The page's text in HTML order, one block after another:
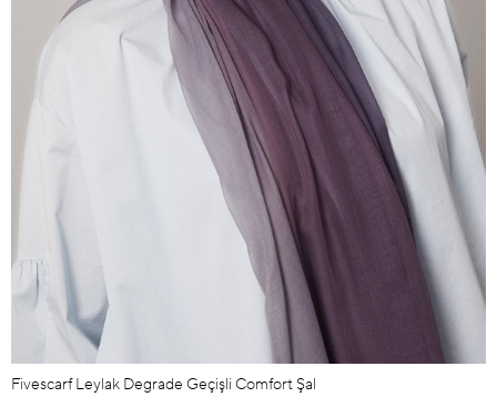
Fivescarf Leylak Degrade Geçişli Comfort Şal